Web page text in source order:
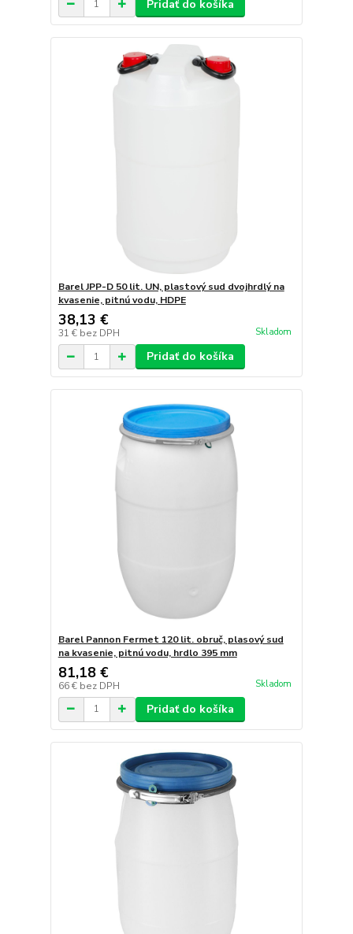
Pridať do košíka
Barel JPP-D 50 lit. UN, plastový sud dvojhrdlý na
kvasenie, pitnú vodu, HDPE
38,13 €
31 € bez DPH Skladom
Pridať do košíka
Barel Pannon Fermet 120 lit. obruč, plasový sud
na kvasenie, pitnú vodu, hrdlo 395 mm
81,18 €
66 € bez DPH Skladom
Pridať do košíka